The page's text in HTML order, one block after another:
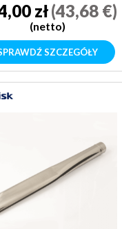
zł(43,68 €)
(netto)
SZCZEGÓŁY